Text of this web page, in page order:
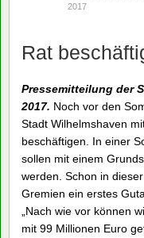
2017
Rat
Pressemitteilung der
2017. Noch vor den
Stadt Wilhelmshaven
beschäftigen. In einer
sollen mit einem
werden. Schon in
Gremien ein erstes
„Nach wie vor können
mit 99 Millionen Euro